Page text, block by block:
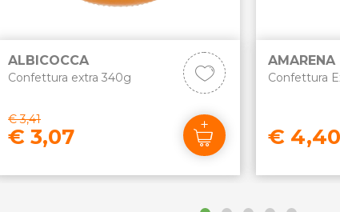
ALBICOCCA
Confettura extra 340g
€ 3,41
€ 3,07
AMARENA
Confettura
€ 4,40